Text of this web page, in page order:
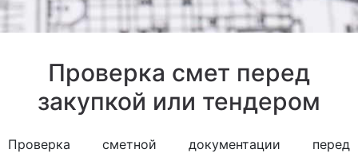
Проверка смет перед
закупкой или тендером
Проверка сметной документации перед